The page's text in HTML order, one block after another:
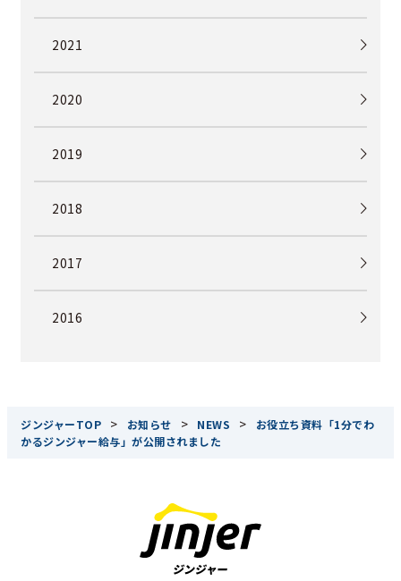
2021
2020
2019
2018
2017
2016
ジンジャーTOP > お知らせ > NEWS >
お役立ち資料「1分でわ
かるジンジャー給与」が公開されました